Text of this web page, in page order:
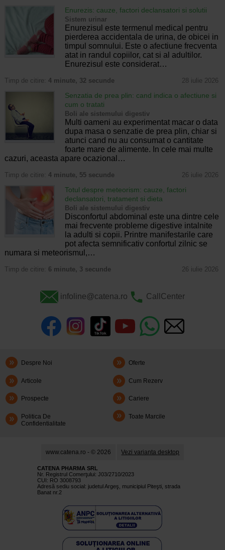
Enurezis: cauze, factori declansatori si solutii
Sistem urinar
Enurezisul este termenul medical pentru
pierderea accidentala de urina, de obicei in
timpul somnului. Este o afectiune frecventa
atat in randul copiilor, cat si al adultilor.
Enurezisul este considerat…
Timp de citire: 4 minute, 32 secunde 28 iulie 2026
Senzatia de prea plin: cand indica o afectiune si
cum o tratati
Boli ale sistemului digestiv
Multi oameni au experimentat macar o data
dupa masa o senzatie de prea plin, chiar si
atunci cand nu au consumat o cantitate
foarte mare de alimente. In cele mai multe
cazuri, aceasta apare ocazional…
Timp de citire: 4 minute, 55 secunde 26 iulie 2026
Totul despre meteorism: cauze, factori
declansatori, tratament si dieta
Boli ale sistemului digestiv
Disconfortul abdominal este una dintre cele
mai frecvente probleme digestive intalnite
la adulti si copii. Printre manifestarile care
pot afecta semnificativ confortul zilnic se
numara si meteorismul,…
Timp de citire: 6 minute, 3 secunde 26 iulie 2026
infoline@catena.ro CallCenter
Despre Noi Oferte
Articole Cum Rezerv
Prospecte Cariere
Politica De
Confidentialitate
Toate Marcile
www.catena.ro - © 2026 Vezi varianta desktop
CATENA PHARMA SRL
Nr. Registrul Comerţului: J03/2710/2023
CUI: RO 3008793
Adresă sediu social: judetul Argeş, municipiul Piteşti, strada
Banat nr.2